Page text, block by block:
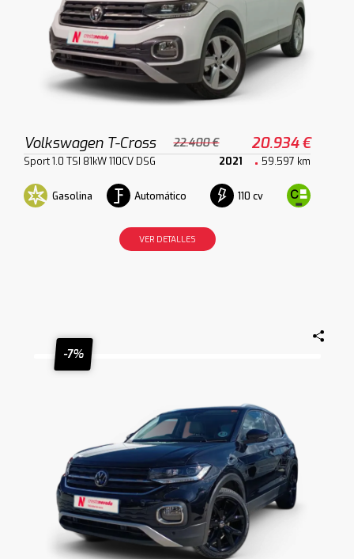
Volkswagen T-Cross 22.400 € 20.934 €
Sport 1.0 TSI 81kW 110CV DSG 2021 59.597 km
Gasolina Automático 110 cv
VER DETALLES
-7%